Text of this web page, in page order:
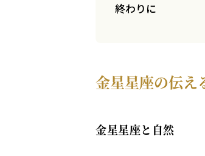
終わりに
金星星座の伝え
金星星座と自然